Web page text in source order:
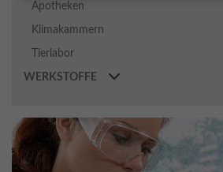
Apotheken
Klimakammern
Tierlabor
WERKSTOFFE